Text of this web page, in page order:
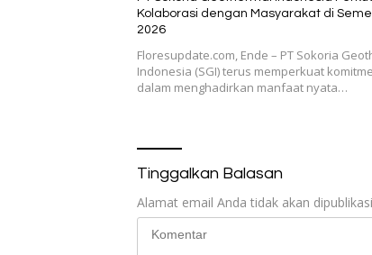
Kolaborasi dengan Masyarakat di
2026
Floresupdate.com, Ende – PT Sokoria
Indonesia (SGI) terus memperkuat
dalam menghadirkan manfaat nyata…
Tinggalkan Balasan
Alamat email Anda tidak akan